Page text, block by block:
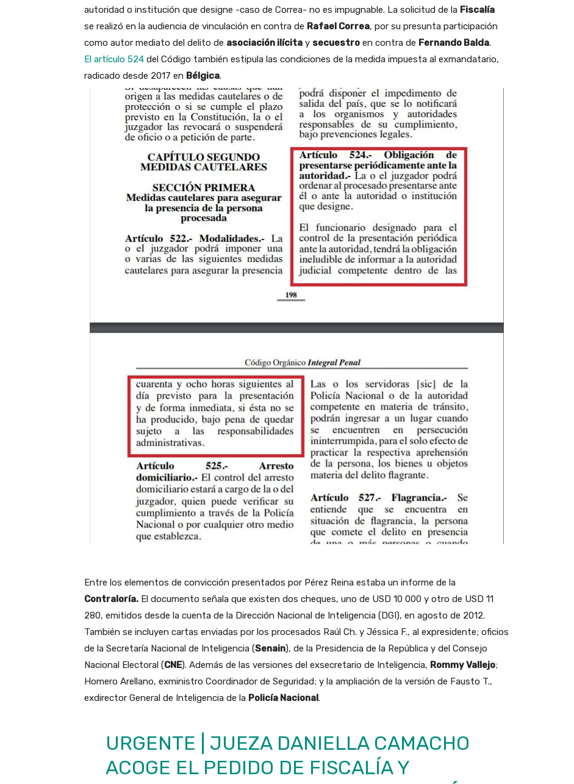
autoridad o institución que designe -caso de Correa- no es impugnable. La solicitud de la Fiscalía
se realizó en la audiencia de vinculación en contra de Rafael Correa, por su presunta participación
como autor mediato del delito de asociación ilícita y secuestro en contra de Fernando Balda.
El artículo 524 del Código también estipula las condiciones de la medida impuesta al exmandatario,
radicado desde 2017 en Bélgica.
Entre los elementos de convicción presentados por Pérez Reina estaba un informe de la
Contraloría. El documento señala que existen dos cheques, uno de USD 10 000 y otro de USD 11
280, emitidos desde la cuenta de la Dirección Nacional de Inteligencia (DGI), en agosto de 2012.
También se incluyen cartas enviadas por los procesados Raúl Ch. y Jéssica F., al expresidente; oficios
de la Secretaría Nacional de Inteligencia (Senain), de la Presidencia de la República y del Consejo
Nacional Electoral (CNE). Además de las versiones del exsecretario de Inteligencia, Rommy Vallejo;
Homero Arellano, exministro Coordinador de Seguridad; y la ampliación de la versión de Fausto T.,
exdirector General de Inteligencia de la Policía Nacional.
URGENTE | JUEZA DANIELLA CAMACHO
ACOGE EL PEDIDO DE FISCALÍA Y